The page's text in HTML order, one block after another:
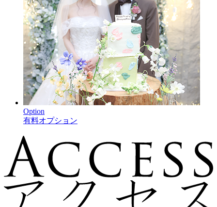
Option
有料オプション